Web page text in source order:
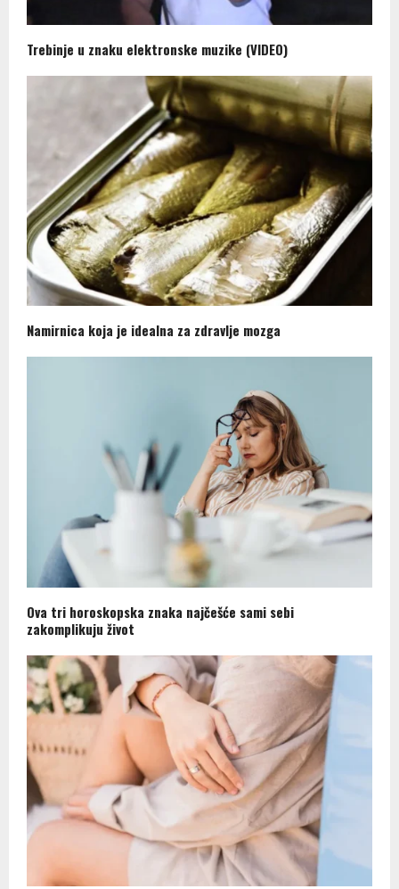
Trebinje u znaku elektronske muzike (VIDEO)
Namirnica koja je idealna za zdravlje mozga
Ova tri horoskopska znaka najčešće sami sebi
zakomplikuju život